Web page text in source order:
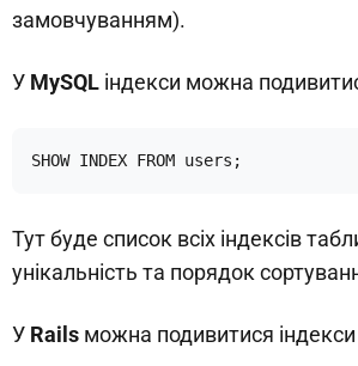
замовчуванням).
У MySQL індекси можна
SHOW INDEX FROM users;
Тут буде список всіх індексів
унікальність та порядок
У Rails можна подивитися